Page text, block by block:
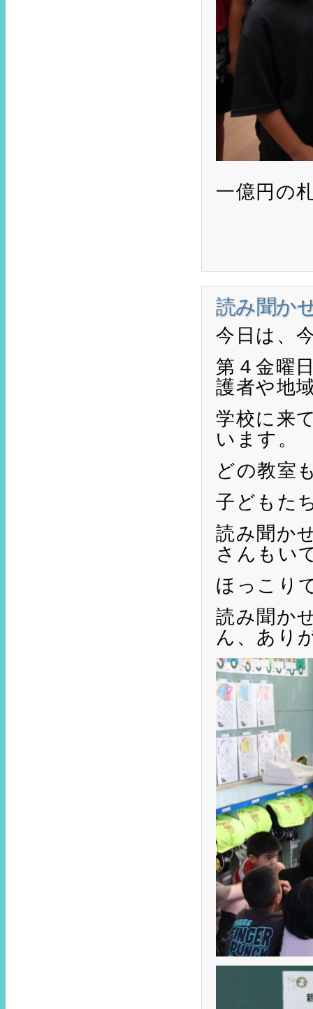
一億円の
読み聞か
今日は、
第４金曜
護者や地
学校に来
います。
どの教室
子どもた
読み聞か
さんもい
ほっこり
読み聞か
ん、あり